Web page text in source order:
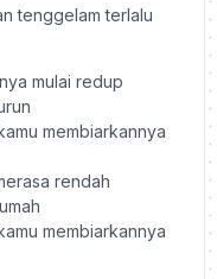
tenggelam terlalu
mulai redup
membiarkannya
rendah
membiarkannya